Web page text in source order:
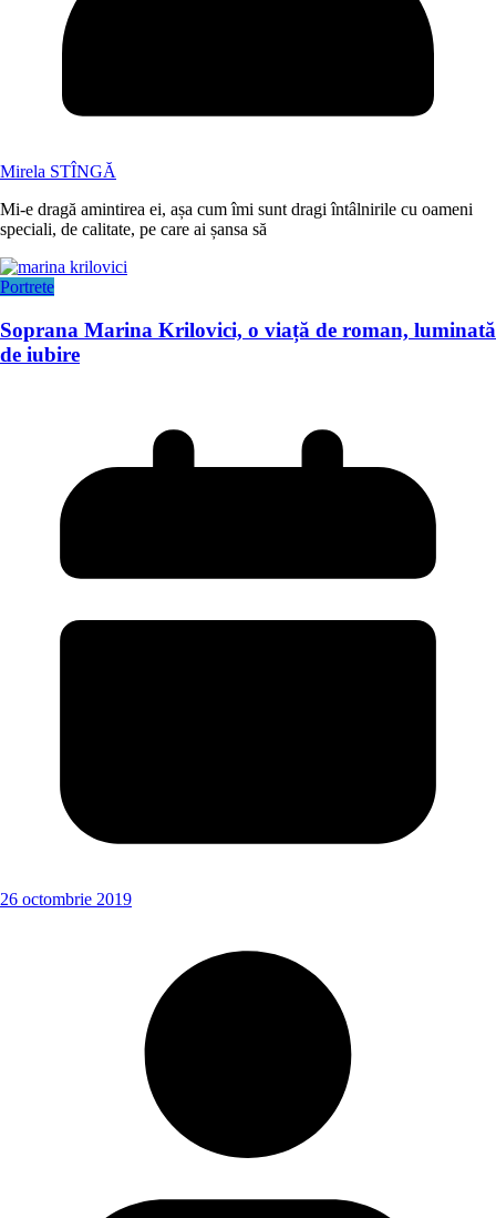
Mirela STÎNGĂ
Mi-e dragă amintirea ei, așa cum îmi sunt dragi întâlnirile cu oameni
speciali, de calitate, pe care ai șansa să
Portrete
Soprana Marina Krilovici, o viață de roman, luminată
de iubire
26 octombrie 2019